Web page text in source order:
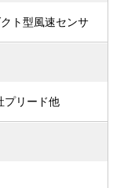
ト型風速センサ
プリード他